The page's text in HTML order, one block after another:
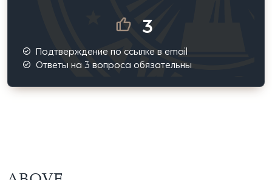
3
Подтверждение по ссылке в email
Ответы на 3 вопроса обязательны